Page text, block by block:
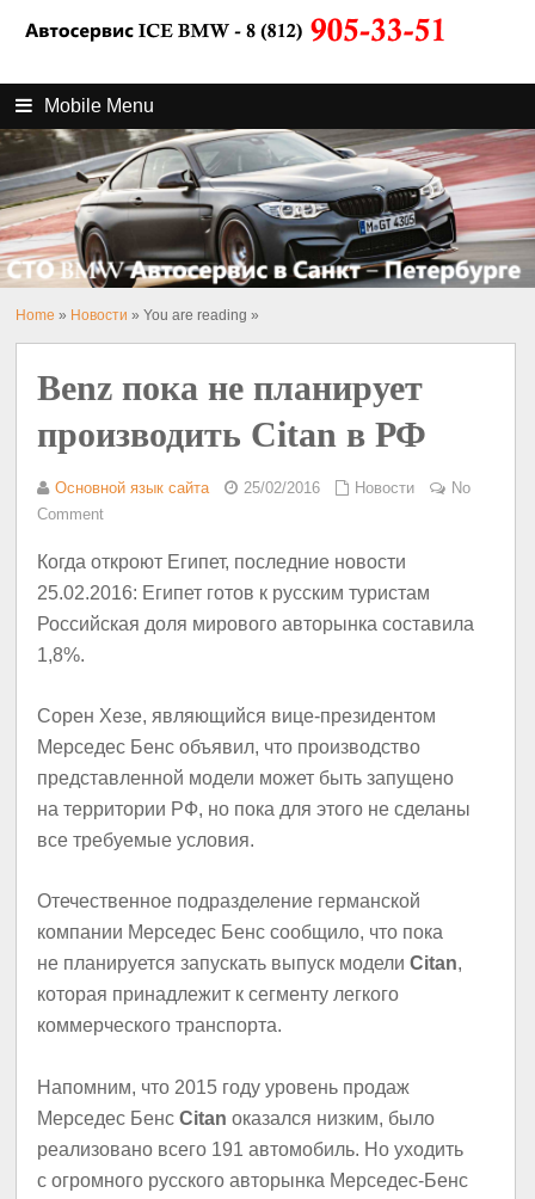
Mobile Menu
Home » Новости » You are reading »
Benz пока не планирует
производить Citan в РФ
Основной язык сайта 25/02/2016 Новости
No
Comment
Когда откроют Египет, последние новости
25.02.2016: Египет готов к русским туристам
Российская доля мирового авторынка составила
1,8%.
Сорен Хезе, являющийся вице-президентом
Мерседес Бенс объявил, что производство
представленной модели может быть запущено
на территории РФ, но пока для этого не сделаны
все требуемые условия.
Отечественное подразделение германской
компании Мерседес Бенс сообщило, что пока
не планируется запускать выпуск моделиCitan,
которая принадлежит к сегменту легкого
коммерческого транспорта.
Напомним, что 2015 году уровень продаж
Мерседес БенсCitan оказался низким, было
реализовано всего 191 автомобиль. Но уходить
с огромного русского авторынка Мерседес-Бенс